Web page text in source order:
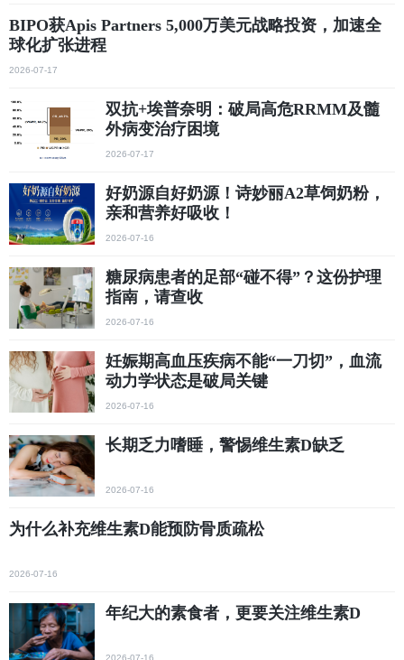
BIPO获Apis Partners 5,000万美元战略投资，加速全
球化扩张进程
2026-07-17
双抗+埃普奈明：破局高危RRMM及髓
外病变治疗困境
2026-07-17
好奶源自好奶源！诗妙丽A2草饲奶粉，
亲和营养好吸收！
2026-07-16
糖尿病患者的足部“碰不得”？这份护理
指南，请查收
2026-07-16
妊娠期高血压疾病不能“一刀切”，血流
动力学状态是破局关键
2026-07-16
长期乏力嗜睡，警惕维生素D缺乏
2026-07-16
为什么补充维生素D能预防骨质疏松
2026-07-16
年纪大的素食者，更要关注维生素D
2026-07-16